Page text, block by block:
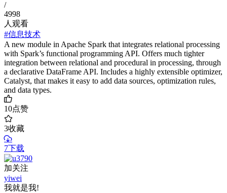
/
4998
人观看
#信息技术
A new module in Apache Spark that integrates relational processing
with Spark’s functional programming API. Offers much tighter
integration between relational and procedural in processing, through
a declarative DataFrame API. Includes a highly extensible optimizer,
Catalyst, that makes it easy to add data sources, optimization rules,
and data types.
10点赞
3收藏
7下载
加关注
yiwei
我就是我!